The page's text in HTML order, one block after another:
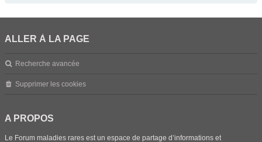
ALLER À LA PAGE
Recherche avancée
Supprimer les cookies
A PROPOS
Le Forum maladies rares est un espace de partage d’informations et